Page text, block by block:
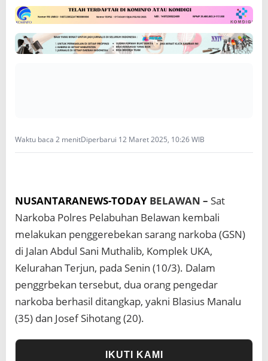
G
r
e
b
e
g
b
a
D
u
P
e
g
e
a
Waktu baca 2 menitDiperbarui 12 Maret 2025, 10:26 WIB
NUSANTARANEWS-TODAY BELAWAN – Sat
Narkoba Polres Pelabuhan Belawan kembali
melakukan penggerebekan sarang narkoba (GSN)
di Jalan Abdul Sani Muthalib, Komplek UKA,
Kelurahan Terjun, pada Senin (10/3). Dalam
penggrbekan tersebut, dua orang pengedar
narkoba berhasil ditangkap, yakni Blasius Manalu
(35) dan Josef Sihotang (20).
IKUTI KAMI